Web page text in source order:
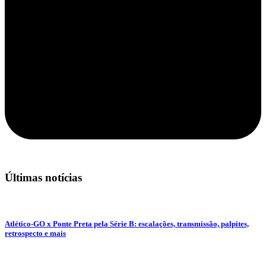
Últimas notícias
Atlético-GO x Ponte Preta pela Série B: escalações, transmissão, palpites,
retrospecto e mais